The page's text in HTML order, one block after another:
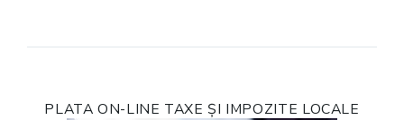
PLATA ON-LINE TAXE ȘI IMPOZITE LOCALE